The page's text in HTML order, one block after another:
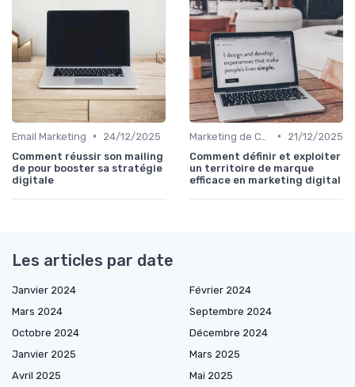
Email Marketing •
24/12/2025
Comment réussir son mailing
de pour booster sa stratégie
digitale
•
21/12/2025
Comment définir et exploiter
un territoire de marque
efficace en marketing digital
Les articles par date
Janvier 2024
Février 2024
Mars 2024
Septembre 2024
Octobre 2024
Décembre 2024
Janvier 2025
Mars 2025
Avril 2025
Mai 2025